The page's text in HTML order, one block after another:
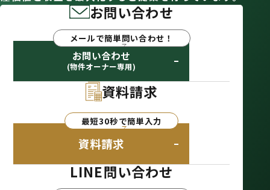
お問い合わせ
メールで簡単問い合わせ！
お問い合わせ
(物件オーナー専用)
資料請求
最短30秒で簡単入力
資料請求
LINE問い合わせ